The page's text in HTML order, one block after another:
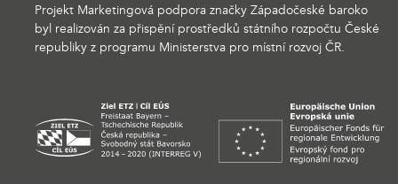
Projekt Marketingová podpora značky Západočeské baroko
byl realizován za přispění prostředků státního rozpočtu České
republiky z programu Ministerstva pro místní rozvoj ČR.